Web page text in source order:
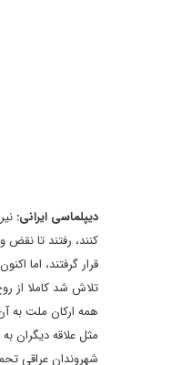
دیپلماسی ایرانی:
کنند، رفتند تا
قرار گرفتند، اما
تلاش شد کاملا از
همه ارکان ملت به
مثل علاقه دیگران
شهروندان عراقی